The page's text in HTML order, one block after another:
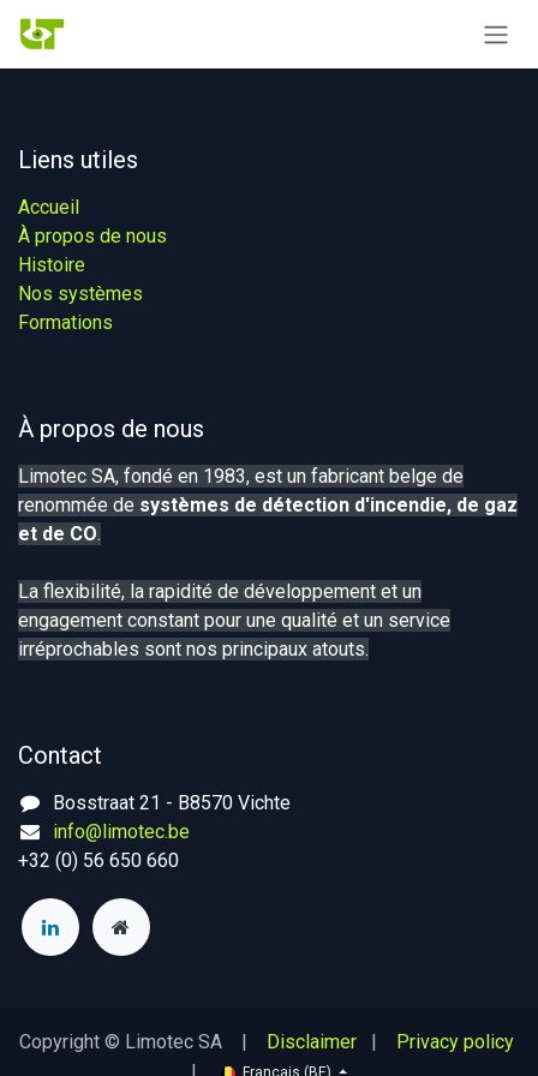
Se rendre au contenu
Liens utiles
Accueil
À propos de nous
Histoire
Nos systèmes​
Formations
À propos de nous
Limotec SA, fondé en 1983, est un fabricant belge de
renommée de systèmes de détection d'incendie, de gaz
et de CO.
La flexibilité, la rapidité de développement et un
engagement constant pour une qualité et un service
irréprochables sont nos principaux atouts.
Contact
Bosstraat 21 - B8570 Vichte
info@limotec.be
+32 (0) 56 650 660
Copyright © Limotec SA | Disclaimer | Privacy policy
|
Français (BE)